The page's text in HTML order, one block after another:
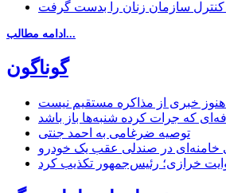
ادامه مطالب...
گوناگون
خبری از مذاکره مستقیم نیست
که جرات کرده شنبه‌ها باز باشد
توصیه ضرغامی به احمد جنتی
خامنه‌ای در صندلی عقب یک خودرو